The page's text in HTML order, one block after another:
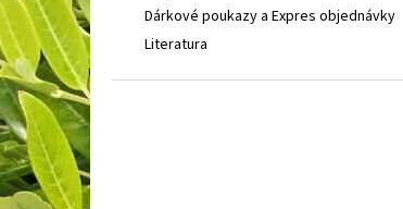
Dárkové poukazy a Expres objednávky
Literatura